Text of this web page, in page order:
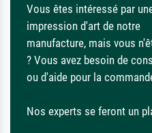
Vous êtes intéressé par
impression d'art de notre
manufacture, mais vous
? Vous avez besoin de
ou d'aide pour la
Nos experts se feront un